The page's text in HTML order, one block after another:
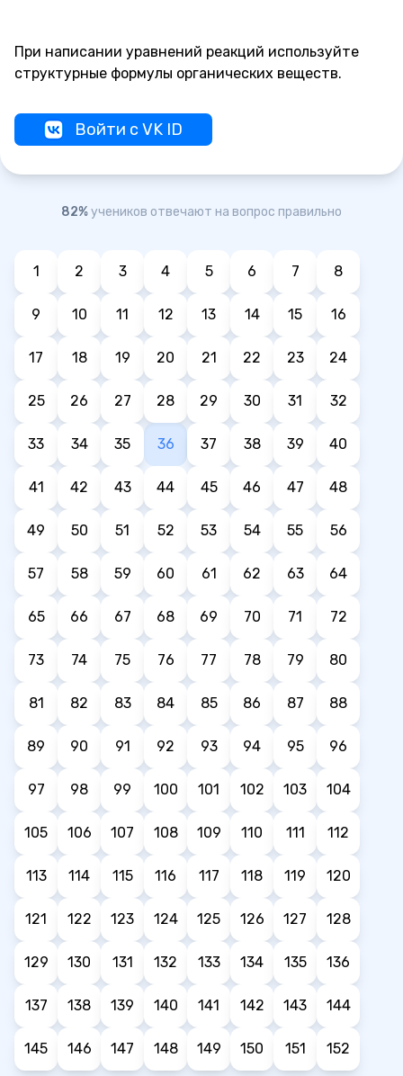
При написании уравнений реакций используйте
структурные формулы органических веществ.
Войти с VK ID
82%учеников отвечают на вопрос правильно
1 2 3 4 5 6 7 8
9 10 11 12 13 14 15 16
17 18 19 20 21 22 23 24
25 26 27 28 29 30 31 32
33 34 35 36 37 38 39 40
41 42 43 44 45 46 47 48
49 50 51 52 53 54 55 56
57 58 59 60 61 62 63 64
65 66 67 68 69 70 71 72
73 74 75 76 77 78 79 80
81 82 83 84 85 86 87 88
89 90 91 92 93 94 95 96
97 98 99 100 101 102 103 104
105 106 107 108 109 110 111 112
113 114 115 116 117 118 119 120
121 122 123 124 125 126 127 128
129 130 131 132 133 134 135 136
137 138 139 140 141 142 143 144
145 146 147 148 149 150 151 152